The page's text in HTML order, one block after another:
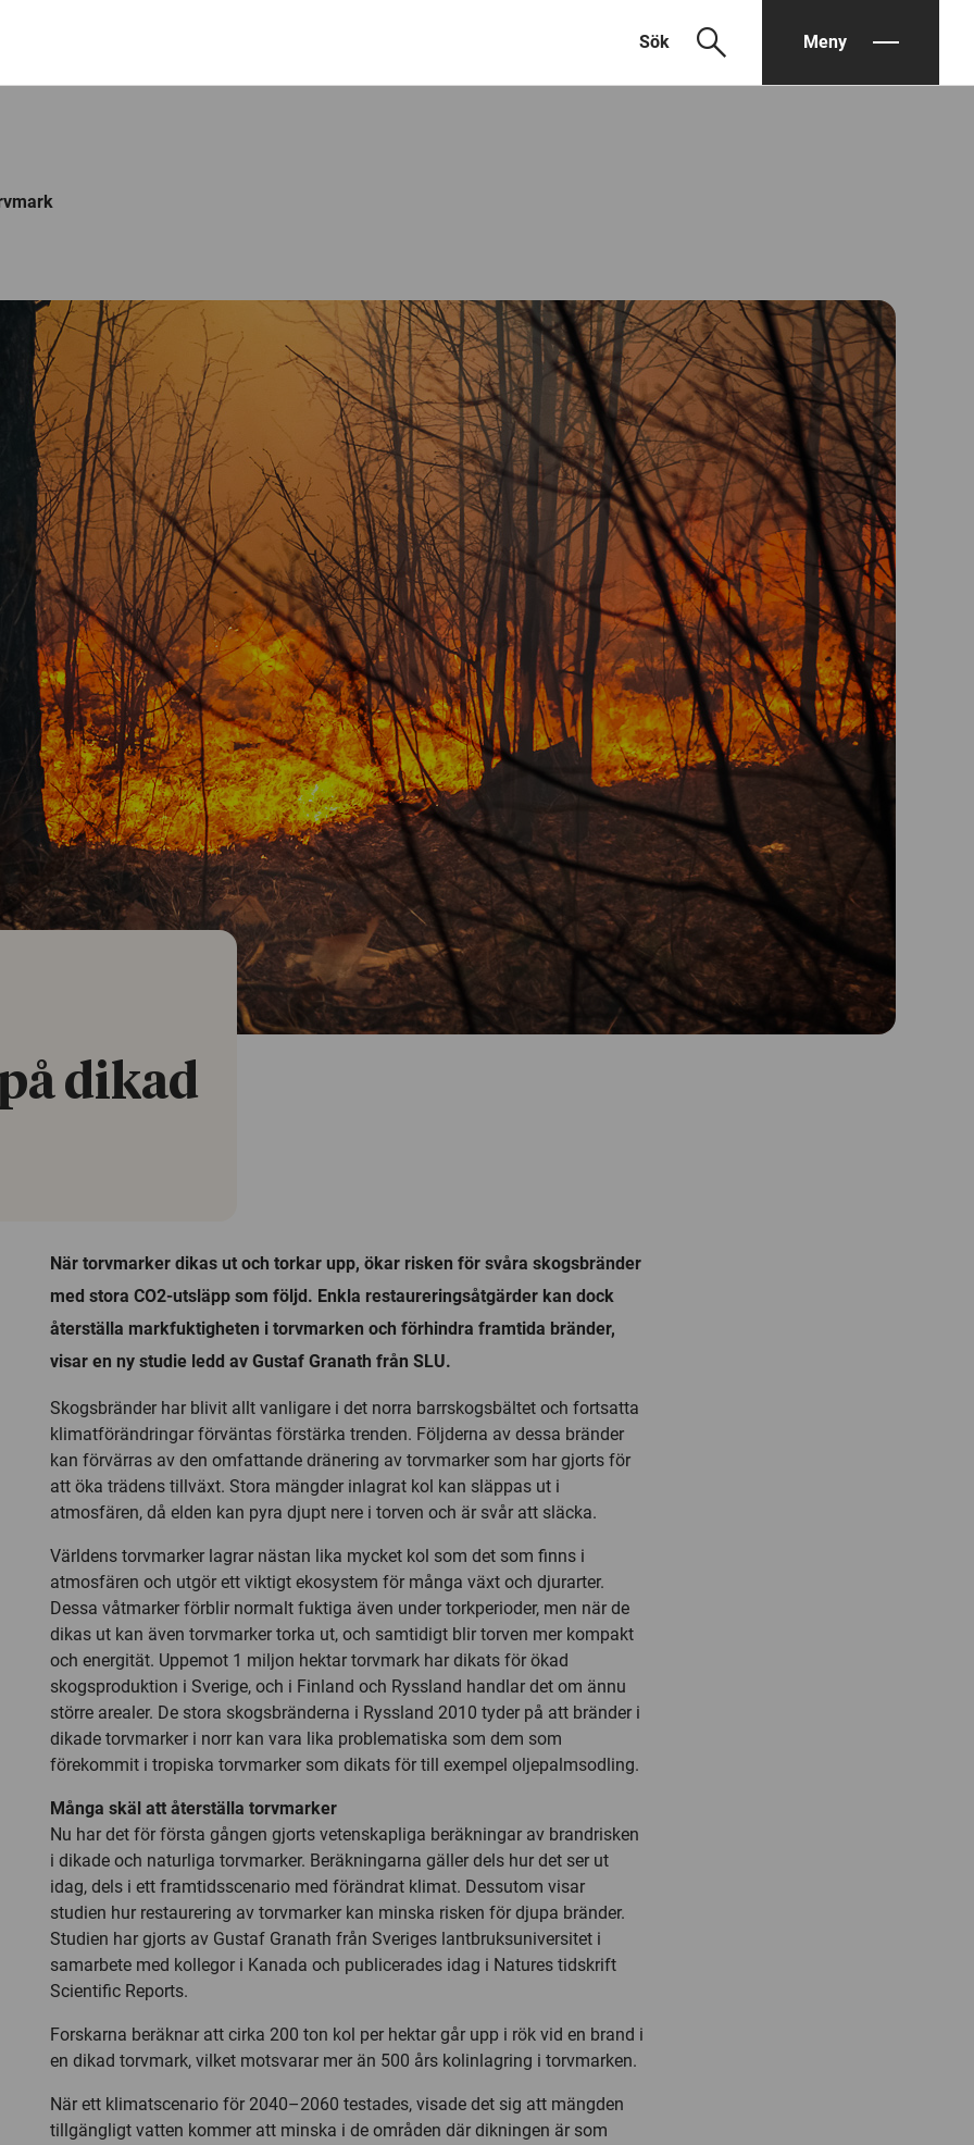
Sök search Meny
dikad
När torvmarker dikas ut och torkar upp, ökar risken för svåra skogsbränder
med stora CO2-utsläpp som följd. Enkla restaureringsåtgärder kan dock
återställa markfuktigheten i torvmarken och förhindra framtida bränder,
visar en ny studie ledd av Gustaf Granath från SLU.
Skogsbränder har blivit allt vanligare i det norra barrskogsbältet och fortsatta
klimatförändringar förväntas förstärka trenden. Följderna av dessa bränder
kan förvärras av den omfattande dränering av torvmarker som har gjorts för
att öka trädens tillväxt. Stora mängder inlagrat kol kan släppas ut i
atmosfären, då elden kan pyra djupt nere i torven och är svår att släcka.
Världens torvmarker lagrar nästan lika mycket kol som det som finns i
atmosfären och utgör ett viktigt ekosystem för många växt och djurarter.
Dessa våtmarker förblir normalt fuktiga även under torkperioder, men när de
dikas ut kan även torvmarker torka ut, och samtidigt blir torven mer kompakt
och energität. Uppemot 1 miljon hektar torvmark har dikats för ökad
skogsproduktion i Sverige, och i Finland och Ryssland handlar det om ännu
större arealer. De stora skogsbränderna i Ryssland 2010 tyder på att bränder i
dikade torvmarker i norr kan vara lika problematiska som dem som
förekommit i tropiska torvmarker som dikats för till exempel oljepalmsodling.
Många skäl att återställa torvmarker
Nu har det för första gången gjorts vetenskapliga beräkningar av brandrisken
i dikade och naturliga torvmarker. Beräkningarna gäller dels hur det ser ut
idag, dels i ett framtidsscenario med förändrat klimat. Dessutom visar
studien hur restaurering av torvmarker kan minska risken för djupa bränder.
Studien har gjorts av Gustaf Granath från Sveriges lantbruksuniversitet i
samarbete med kollegor i Kanada och publicerades idag i Natures tidskrift
Scientific Reports.
Forskarna beräknar att cirka 200 ton kol per hektar går upp i rök vid en brand i
en dikad torvmark, vilket motsvarar mer än 500 års kolinlagring i torvmarken.
När ett klimatscenario för 2040–2060 testades, visade det sig att mängden
tillgängligt vatten kommer att minska i de områden där dikningen är som